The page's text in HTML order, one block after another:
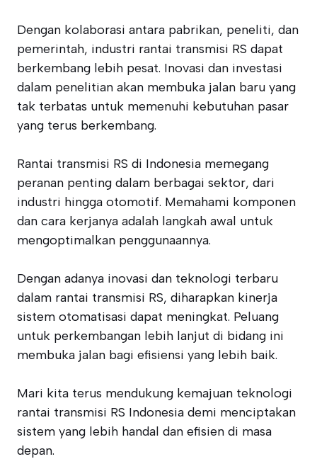
Dengan kolaborasi antara pabrikan, peneliti, dan
pemerintah, industri rantai transmisi RS dapat
berkembang lebih pesat. Inovasi dan investasi
dalam penelitian akan membuka jalan baru yang
tak terbatas untuk memenuhi kebutuhan pasar
yang terus berkembang.
Rantai transmisi RS di Indonesia memegang
peranan penting dalam berbagai sektor, dari
industri hingga otomotif. Memahami komponen
dan cara kerjanya adalah langkah awal untuk
mengoptimalkan penggunaannya.
Dengan adanya inovasi dan teknologi terbaru
dalam rantai transmisi RS, diharapkan kinerja
sistem otomatisasi dapat meningkat. Peluang
untuk perkembangan lebih lanjut di bidang ini
membuka jalan bagi efisiensi yang lebih baik.
Mari kita terus mendukung kemajuan teknologi
rantai transmisi RS Indonesia demi menciptakan
sistem yang lebih handal dan efisien di masa
depan.